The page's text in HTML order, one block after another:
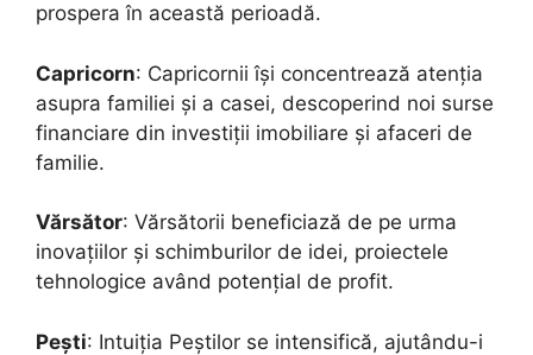
prospera în această perioadă.
Capricorn: Capricornii își concentrează atenția
asupra familiei și a casei, descoperind noi surse
financiare din investiții imobiliare și afaceri de
familie.
Vărsător: Vărsătorii beneficiază de pe urma
inovațiilor și schimburilor de idei, proiectele
tehnologice având potențial de profit.
Pești: Intuiția Peștilor se intensifică, ajutându-i